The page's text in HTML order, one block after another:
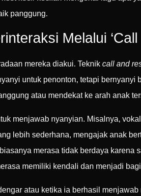
panggung.
Melalui
mereka diakui. Teknik call and
untuk penonton, tetapi
atau mendekat ke arah anak
menjawab nyanyian. Misalnya,
lebih sederhana, mengajak anak
merasa tidak berdaya
memiliki kendali dan menjadi
atau ketika ia berhasil